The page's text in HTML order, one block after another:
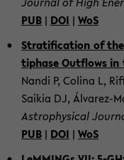
PUB | DOI | WoS
Stra­ti­fi­ca­ti­on of
ti­pha­se Out­flows in
Nandi P, Co­li­na L,
Sa­i­k­ia DJ, Álvarez-​
As­tro­phy­si­cal
PUB | DOI | WoS